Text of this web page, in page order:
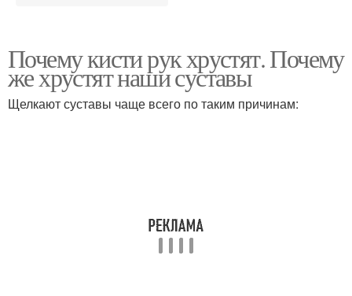
Почему кисти рук хрустят. Почему
же хрустят наши суставы
Щелкают суставы чаще всего по таким причинам: